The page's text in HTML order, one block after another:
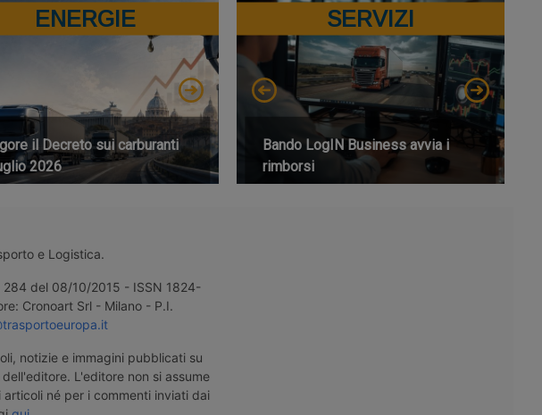
ENERGIE
il Decreto sui carburanti
2026
SERVIZI
Bando LogIN Business avvia i
rimborsi
e Logistica.
284 del 08/10/2015 - ISSN 1824-
Cronoart Srl - Milano - P.I.
notizie e immagini pubblicati su
L'editore non si assume
né per i commenti inviati dai